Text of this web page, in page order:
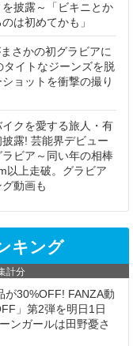
披露～「ビキニとか
は初めてかも」
さかの初グラビアに
イトなジーンズを脱
ョットを衝撃の撮り
クを愛する旅人・有
露! 芸能界デビュー
ビア～同い年の相棒
以上走破。グラビア
動画も
キング
計分
が30%OFF! FANZA動
」第2弾を明日1日
ンガールは田野憂さ